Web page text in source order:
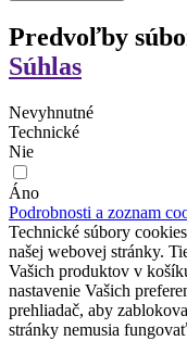
Predvoľby
Súhlas
Nevyhnutné
Technické
Nie
Áno
Podrobnosti a zoznam
Technické súbory
našej webovej stránky.
Vašich produktov v
nastavenie Vašich
prehliadač, aby
stránky nemusia